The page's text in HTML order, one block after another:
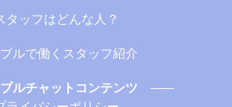
タッフはどんな人？
ブルで働くスタッフ紹介
ルチャットコンテンツ